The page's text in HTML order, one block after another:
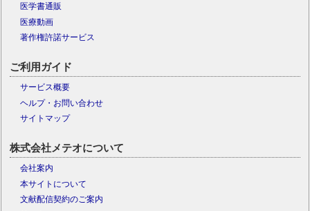
医学書通販
医療動画
著作権許諾サービス
ご利用ガイド
サービス概要
ヘルプ・お問い合わせ
サイトマップ
株式会社メテオについて
会社案内
本サイトについて
文献配信契約のご案内